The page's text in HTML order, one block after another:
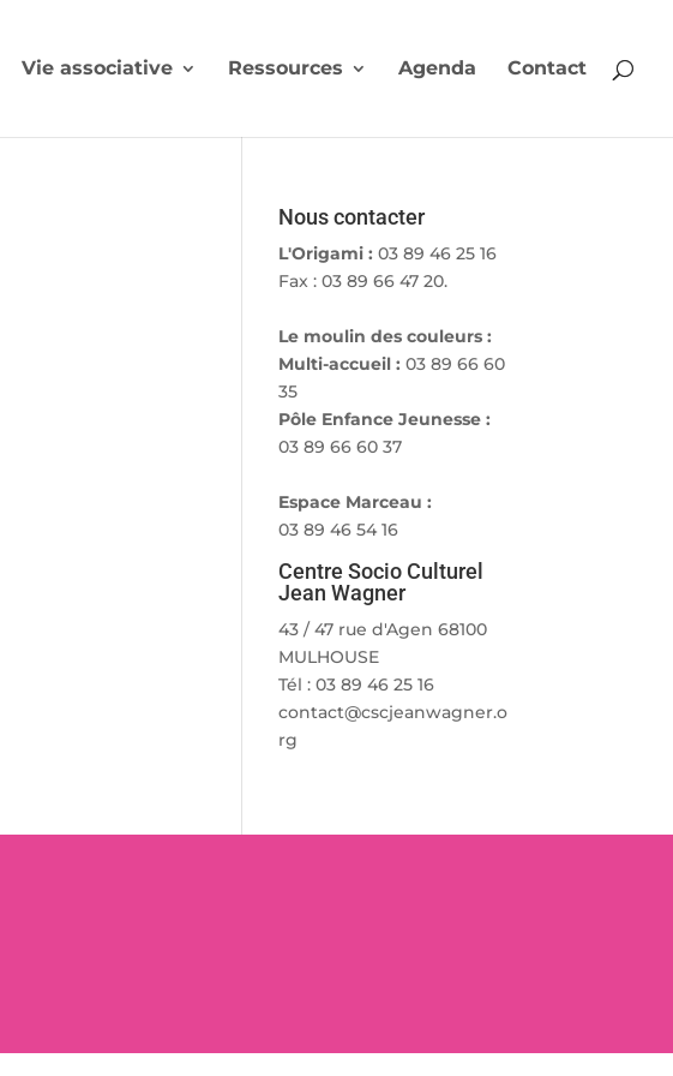
Vie associative Ressources Agenda Contact
Nous contacter
L'Origami :03 89 46 25 16
Fax : 03 89 66 47 20.
Le moulin des couleurs :
Multi-accueil :03 89 66 60
35
Pôle Enfance Jeunesse :
03 89 66 60 37
Espace Marceau :
03 89 46 54 16
Centre Socio Culturel
Jean Wagner
43 / 47 rue d'Agen 68100
MULHOUSE
Tél : 03 89 46 25 16
contact@cscjeanwagner.o
rg